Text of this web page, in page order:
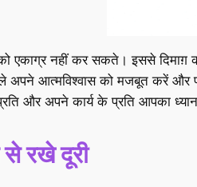
नहीं कर सकते। इससे दिमाग़
आत्मविश्वास को मजबूत करें और
और अपने कार्य के प्रति आपका
से रखे दूरी